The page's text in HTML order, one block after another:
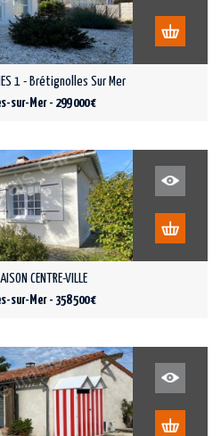
1 - Brétignolles Sur Mer
sur-Mer - 299 000 €
CENTRE-VILLE
sur-Mer - 358 500 €